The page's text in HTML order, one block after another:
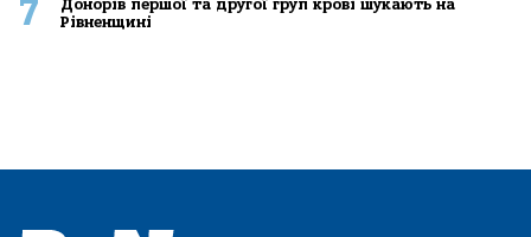
7
Донорів першої та другої груп крові шукають на
Рівненщині